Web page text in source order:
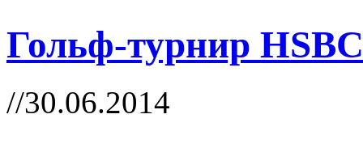
Гольф-турнир
//30.06.2014